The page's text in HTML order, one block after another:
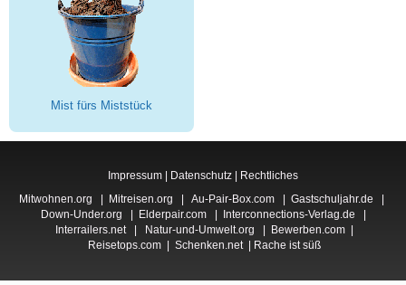
Mist fürs Miststück
Impressum | Datenschutz | Rechtliches
Mitwohnen.org
Mitreisen.org Au-Pair-Box.com Gastschuljahr.de
Down-Under.org
Elderpair.com| Interconnections-Verlag.de
Interrailers.net| Natur-und-Umwelt.org Bewerben.com
Reisetops.com
Schenken.net| Rache ist süß